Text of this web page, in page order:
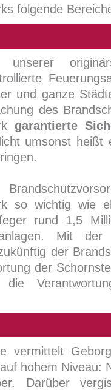
folgende
und ganze
des
garantierte
umsonst heißt
so wichtig wie
rund 1,5
Mit der
der
der
die
vermittelt
hohem Niveau:
Darüber